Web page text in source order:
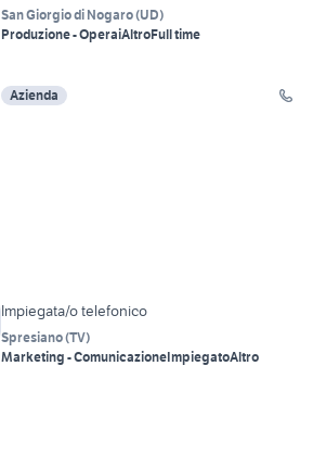
San Giorgio di Nogaro(UD)
Produzione - OperaiAltroFull time
Azienda
Impiegata/o telefonico
Spresiano(TV)
Marketing - ComunicazioneImpiegatoAltro